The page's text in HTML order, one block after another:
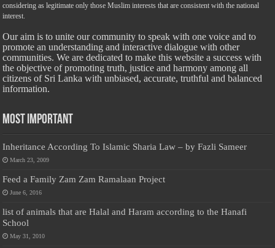
considering as legitimate only those Muslim interests that are consistent with the national
interest.
Our aim is to unite our community to speak with one voice and to
promote an understanding and interactive dialogue with other
communities. We are dedicated to make this website a success with
the objective of promoting truth, justice and harmony among all
citizens of Sri Lanka with unbiased, accurate, truthful and balanced
information.
Most Important
Inheritance According To Islamic Sharia Law – by Fazli Sameer
March 23, 2009
Feed a Family Zam Zam Ramalaan Project
June 6, 2016
list of animals that are Halal and Haram according to the Hanafi
School
May 31, 2010